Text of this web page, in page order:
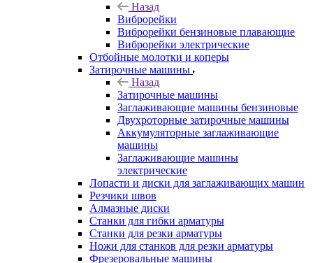
Назад
Виброрейки
Виброрейки бензиновые плавающие
Виброрейки электрические
Отбойные молотки и коперы
Затирочные машины
Назад
Затирочные машины
Заглаживающие машины бензиновые
Двухроторные затирочные машины
Аккумуляторные заглаживающие
машины
Заглаживающие машины
электрические
Лопасти и диски для заглаживающих машин
Резчики швов
Алмазные диски
Станки для гибки арматуры
Станки для резки арматуры
Ножи для станков для резки арматуры
Фрезеровальные машины